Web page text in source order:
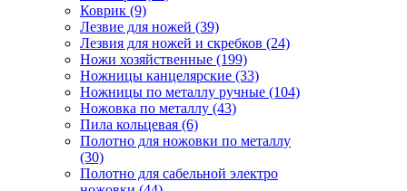
Коврик (9)
Лезвие для ножей (39)
Лезвия для ножей и скребков (24)
Ножи хозяйственные (199)
Ножницы канцелярские (33)
Ножницы по металлу ручные (104)
Ножовка по металлу (43)
Пила кольцевая (6)
Полотно для ножовки по металлу
(30)
Полотно для сабельной электро